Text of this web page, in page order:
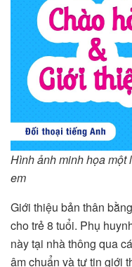
Hình ảnh minh họa một
em
Giới thiệu bản thân
cho trẻ 8 tuổi. Phụ
này tại nhà thông qua
âm chuẩn và tự tin giới